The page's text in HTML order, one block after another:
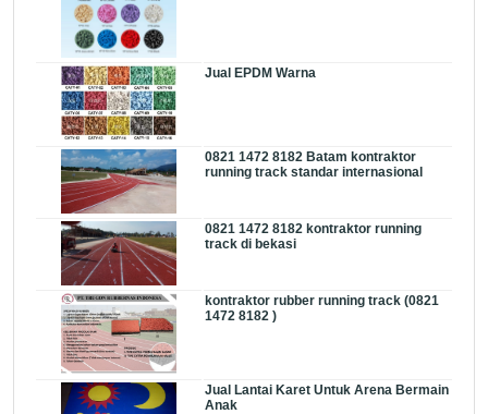
Jual EPDM Warna
0821 1472 8182 Batam kontraktor
running track standar internasional
0821 1472 8182 kontraktor running
track di bekasi
kontraktor rubber running track (0821
1472 8182 )
Jual Lantai Karet Untuk Arena Bermain
Anak